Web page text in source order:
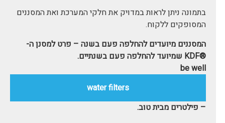
בתמונה ניתן לראות במדויק את חלקי המערכת ואת המסננים
המסופקים ללקוח.
המסננים מיועדים להחלפה פעם בשנה – פרט למסנן ה-
®KDF שמיועד להחלפה פעם בשנתיים.
be well
water filters
– פילטרים מבית טוב.